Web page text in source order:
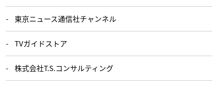
東京ニュース通信社チャンネル
TVガイドストア
株式会社T.S.コンサルティング